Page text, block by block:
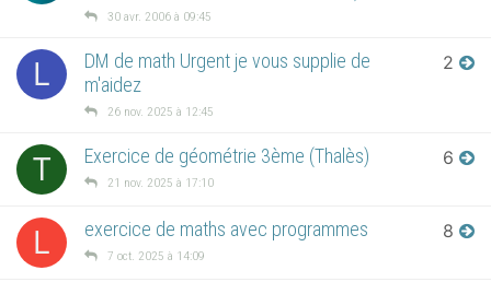
30 avr. 2006 à 09:45
L
DM de math Urgent je vous supplie de
m'aidez
26 nov. 2025 à 12:45
2
T Exercice de géométrie 3ème (Thalès)
21 nov. 2025 à 17:10
6
L exercice de maths avec programmes
7 oct. 2025 à 14:09
8